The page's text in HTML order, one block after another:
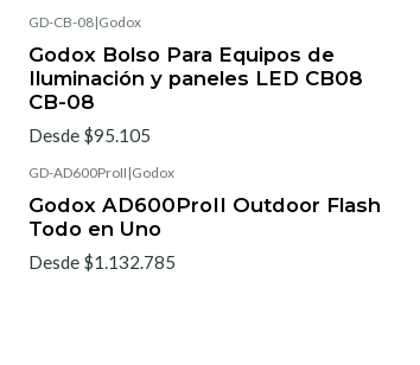
GD-CB-08|Godox
Godox Bolso Para Equipos de
Iluminación y paneles LED CB08
CB-08
Desde $95.105
GD-AD600ProII |Godox
Godox AD600ProII Outdoor Flash
Todo en Uno
Desde $1.132.785